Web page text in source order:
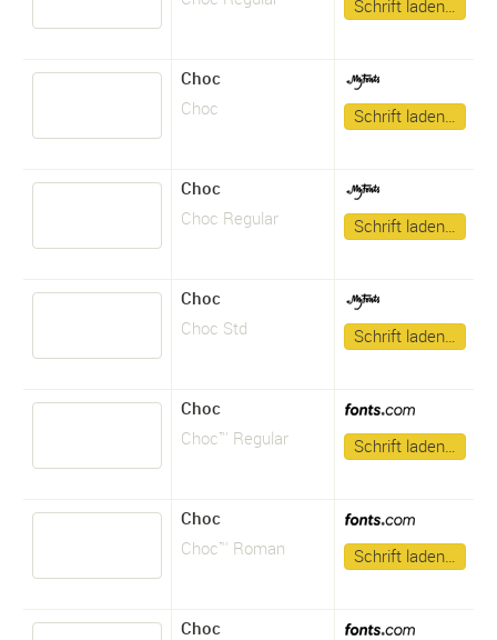
Schrift laden…
Choc
Choc
Schrift laden…
Choc
Choc Regular
Schrift laden…
Choc
Choc Std
Schrift laden…
Choc
Choc™ Regular
Schrift laden…
Choc
Choc™ Roman
Schrift laden…
Choc